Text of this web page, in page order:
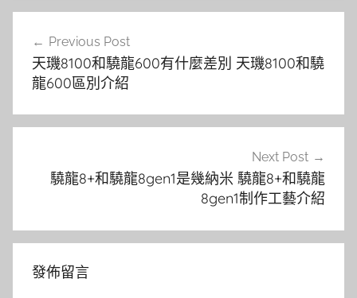
導
覽
Previous Post
天璣8100和驍龍600有什麼差別 天璣8100和驍
龍600區別介紹
Next Post
驍龍8+和驍龍8gen1是幾納米 驍龍8+和驍龍
8gen1制作工藝介紹
發佈留言